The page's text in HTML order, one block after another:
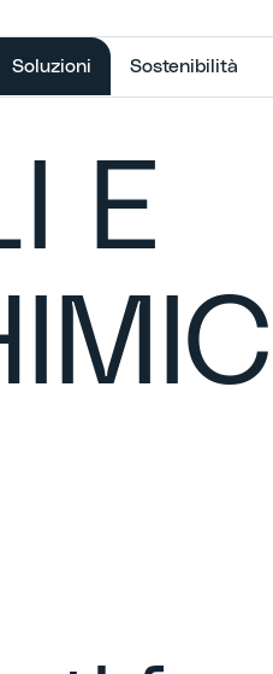
Soluzioni Selected item
Sostenibilità
E